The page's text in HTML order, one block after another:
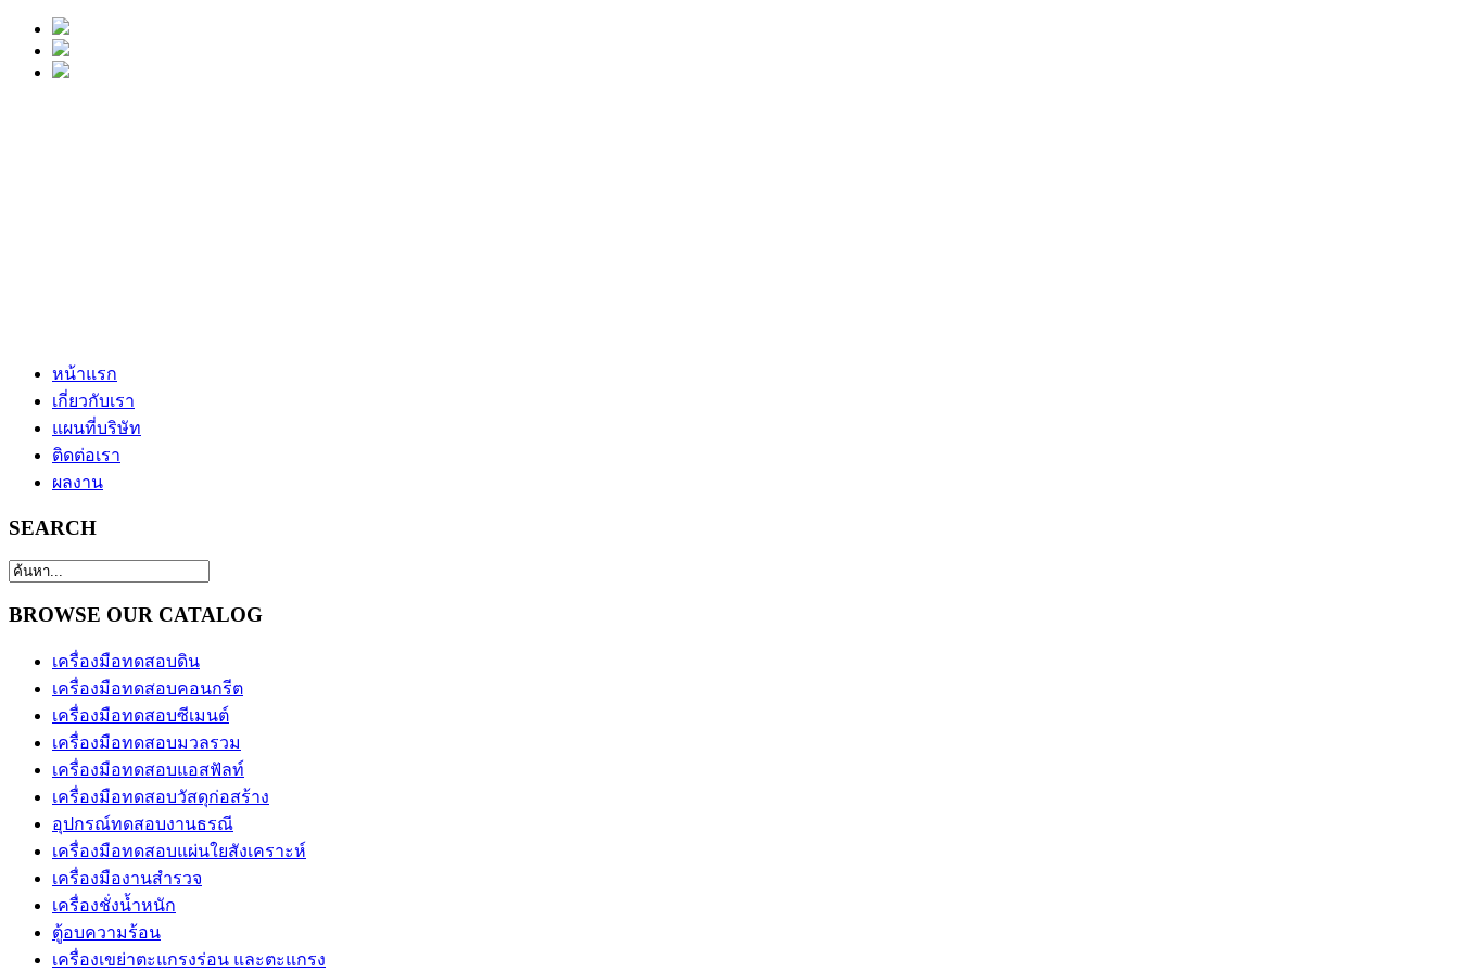
หน้าแรก
เกี่ยวกับเรา
แผนที่บริษัท
ติดต่อเรา
ผลงาน
SEARCH
BROWSE OUR CATALOG
เครื่องมือทดสอบดิน
เครื่องมือทดสอบคอนกรีต
เครื่องมือทดสอบซีเมนต์
เครื่องมือทดสอบมวลรวม
เครื่องมือทดสอบแอสฟัลท์
เครื่องมือทดสอบวัสดุก่อสร้าง
อุปกรณ์ทดสอบงานธรณี
เครื่องมือทดสอบแผ่นใยสังเคราะห์
เครื่องมืองานสำรวจ
เครื่องชั่งน้ำหนัก
ตู้อบความร้อน
เครื่องเขย่าตะแกรงร่อน และตะแกรง